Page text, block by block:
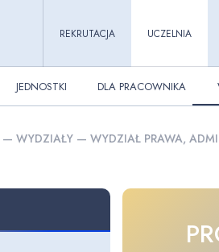
REKRUTACJA UCZELNIA
JEDNOSTKI DLA PRACOWNIKA
— WYDZIAŁY — WYDZIAŁ PRAWA,